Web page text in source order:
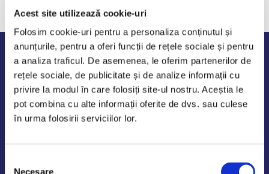
Acest site utilizează cookie-uri
Folosim cookie-uri pentru a personaliza conținutul și
anunțurile, pentru a oferi funcții de rețele sociale și pentru
a analiza traficul. De asemenea, le oferim partenerilor de
rețele sociale, de publicitate și de analize informații cu
privire la modul în care folosiți site-ul nostru. Aceștia le
pot combina cu alte informații oferite de dvs. sau culese
în urma folosirii serviciilor lor.
Necesare
Program de lucru
Luni - Vineri: 09:00-18:00
Sambata - Duminica: 10:00-14:00